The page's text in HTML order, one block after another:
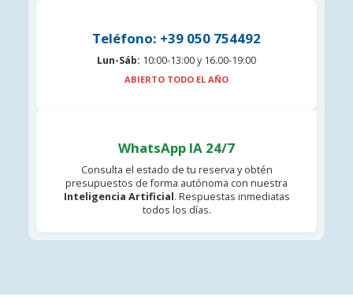
Teléfono: +39 050 754492
Lun-Sáb: 10:00-13:00 y 16.00-19:00
ABIERTO TODO EL AÑO
WhatsApp IA 24/7
Consulta el estado de tu reserva y obtén
presupuestos de forma autónoma con nuestra
Inteligencia Artificial. Respuestas inmediatas
todos los días.